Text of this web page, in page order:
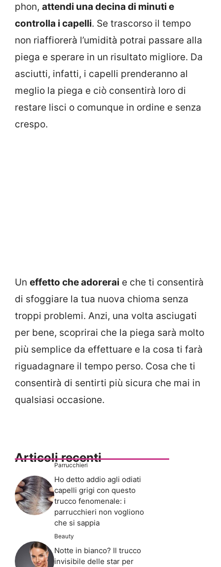
phon, attendi una decina di minuti e
controlla i capelli. Se trascorso il tempo
non riaffiorerà l’umidità potrai passare alla
piega e sperare in un risultato migliore. Da
asciutti, infatti, i capelli prenderanno al
meglio la piega e ciò consentirà loro di
restare lisci o comunque in ordine e senza
crespo.
Un effetto che adorerai e che ti consentirà
di sfoggiare la tua nuova chioma senza
troppi problemi. Anzi, una volta asciugati
per bene, scoprirai che la piega sarà molto
più semplice da effettuare e la cosa ti farà
riguadagnare il tempo perso. Cosa che ti
consentirà di sentirti più sicura che mai in
qualsiasi occasione.
Articoli recenti
Parrucchieri
Ho detto addio agli odiati
capelli grigi con questo
trucco fenomenale: i
parrucchieri non vogliono
che si sappia
Beauty
Notte in bianco? Il trucco
invisibile delle star per